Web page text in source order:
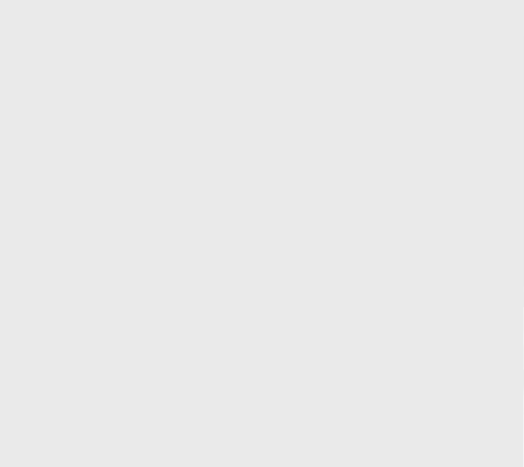
فساد و اختلاس اموال
واهی و کذب محض
نشده است
علیه ایران است
با آمریکا
دیوانگی آمریکا داریم
و متوقف شدند
حماس شد
به آمریکا در حملات به
سختی خواهند گرفت